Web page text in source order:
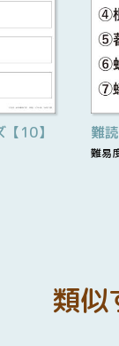
10】 難
難易
類似